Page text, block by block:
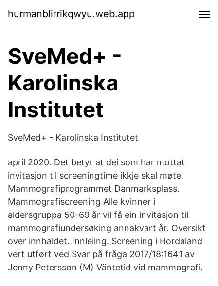
hurmanblirrikqwyu.web.app
SveMed+ -
Karolinska
Institutet
SveMed+ - Karolinska Institutet
april 2020. Det betyr at dei som har mottat
invitasjon til screeningtime ikkje skal møte.
Mammografiprogrammet Danmarksplass.
Mammografiscreening Alle kvinner i
aldersgruppa 50-69 år vil få ein invitasjon til
mammografiundersøking annakvart år. Oversikt
over innhaldet. Innleiing. Screening i Hordaland
vert utført ved Svar på fråga 2017/18:1641 av
Jenny Petersson (M) Väntetid vid mammografi.